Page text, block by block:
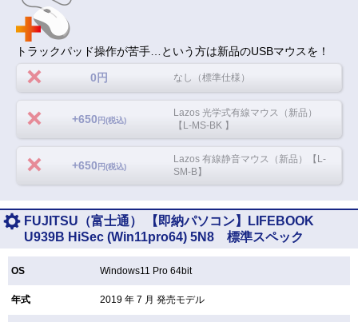
トラックパッド操作が苦手…という方は新品のUSBマウスを！
0円 なし（標準仕様）
+650 円(税込)
Lazos 光学式有線マウス（新品）
【L-MS-BK 】
+650 円(税込)
Lazos 有線静音マウス（新品）【L-
SM-B】
FUJITSU（富士通） 【即納パソコン】LIFEBOOK
U939B HiSec (Win11pro64) 5N8 標準スペック
OS Windows11 Pro 64bit
年式 2019 年 7 月 発売モデル